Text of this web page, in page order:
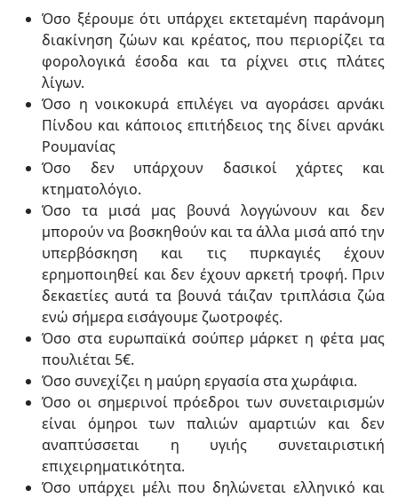
Όσο ξέρουμε ότι υπάρχει εκτεταμένη παράνομη
διακίνηση ζώων και κρέατος, που περιορίζει τα
φορολογικά έσοδα και τα ρίχνει στις πλάτες
λίγων.
Όσο η νοικοκυρά επιλέγει να αγοράσει αρνάκι
Πίνδου και κάποιος επιτήδειος της δίνει αρνάκι
Ρουμανίας
Όσο δεν υπάρχουν δασικοί χάρτες και
κτηματολόγιο.
Όσο τα μισά μας βουνά λογγώνουν και δεν
μπορούν να βοσκηθούν και τα άλλα μισά από την
υπερβόσκηση και τις πυρκαγιές έχουν
ερημοποιηθεί και δεν έχουν αρκετή τροφή. Πριν
δεκαετίες αυτά τα βουνά τάιζαν τριπλάσια ζώα
ενώ σήμερα εισάγουμε ζωοτροφές.
Όσο στα ευρωπαϊκά σούπερ μάρκετ η φέτα μας
πουλιέται 5€.
Όσο συνεχίζει η μαύρη εργασία στα χωράφια.
Όσο οι σημερινοί πρόεδροι των συνεταιρισμών
είναι όμηροι των παλιών αμαρτιών και δεν
αναπτύσσεται η υγιής συνεταιριστική
επιχειρηματικότητα.
Όσο υπάρχει μέλι που δηλώνεται ελληνικό και